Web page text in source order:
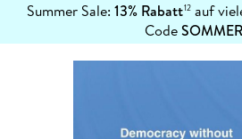
Summer Sale: 13% Rabatt12auf
Code
erfahren